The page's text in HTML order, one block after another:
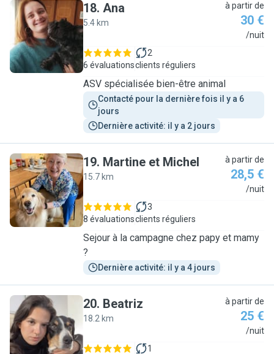
A
18. Ana
5.4 km
à partir de
30 €
/nuit
6 évaluations
2
clients réguliers
ASV spécialisée bien-être animal
Contacté pour la dernière fois il y a 6
jours
Dernière activité: il y a 2 jours
M
19. Martine et Michel
15.7 km
à partir de
28,5 €
/nuit
8 évaluations
3
clients réguliers
Sejour à la campagne chez papy et mamy
?
Dernière activité: il y a 4 jours
B
20. Beatriz
18.2 km
à partir de
25 €
/nuit
1